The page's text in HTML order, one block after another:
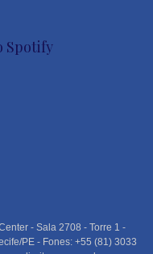
Spotify
- Sala 2708 - Torre 1 -
PE - Fones: +55 (81) 3033